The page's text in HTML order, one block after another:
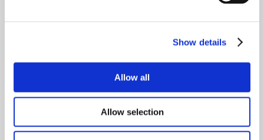
Show details
Allow all
Allow selection
Dicas